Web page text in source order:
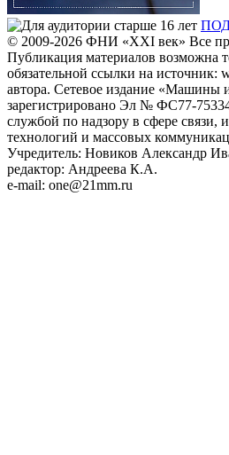
© 2009-2026 ФHИ «XXI век» Все
Публикация материалов возможна
обязательной ссылки на источник:
автора. Сетевое издание «Машины
зарегистрировано Эл № ФС77-
службой по надзору в сфере
технологий и массовых
Учредитель: Новиков Александр
редактор: Андреева К.А.
e-mail: one@21mm.ru